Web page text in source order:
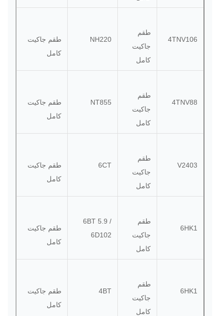
4TNV106
طقم
جاكيت
كامل
NH220
طقم جاكيت
كامل
4TNV88
طقم
جاكيت
كامل
NT855
طقم جاكيت
كامل
V2403
طقم
جاكيت
كامل
6CT
طقم جاكيت
كامل
6HK1
طقم
جاكيت
كامل
6BT 5.9 /
6D102
طقم جاكيت
كامل
6HK1
طقم
جاكيت
كامل
4BT
طقم جاكيت
كامل